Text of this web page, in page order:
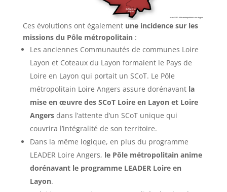
Ces évolutions ont également une incidence sur les
missions du Pôle métropolitain:
Les anciennes Communautés de communes Loire
Layon et Coteaux du Layon formaient le Pays de
Loire en Layon qui portait un SCoT. Le Pôle
métropolitain Loire Angers assure dorénavant la
mise en œuvre des SCoT Loire en Layon et Loire
Angersdans l’attente d’un SCoT unique qui
couvrira l’intégralité de son territoire.
Dans la même logique, en plus du programme
LEADER Loire Angers, le Pôle métropolitain anime
dorénavant le programme LEADER Loire en
Layon.